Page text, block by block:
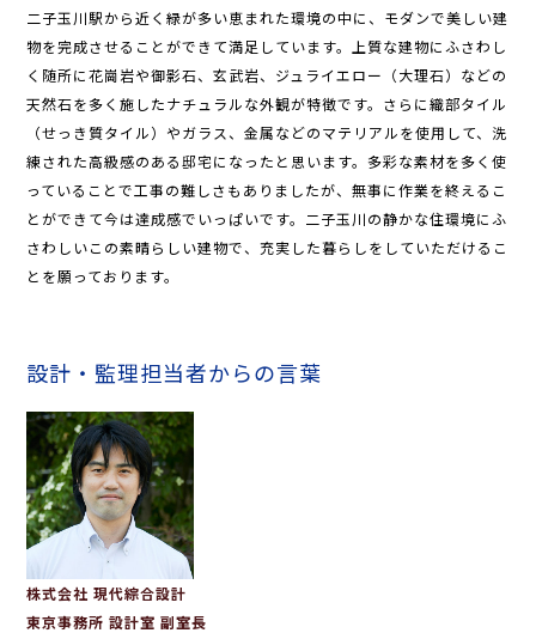
二子玉川駅から近く緑が多い恵まれた環境の中に、モダンで美しい建
物を完成させることができて満足しています。上質な建物にふさわし
く随所に花崗岩や御影石、玄武岩、ジュライエロー（大理石）などの
天然石を多く施したナチュラルな外観が特徴です。さらに織部タイル
（せっき質タイル）やガラス、金属などのマテリアルを使用して、洗
練された高級感のある邸宅になったと思います。多彩な素材を多く使
っていることで工事の難しさもありましたが、無事に作業を終えるこ
とができて今は達成感でいっぱいです。二子玉川の静かな住環境にふ
さわしいこの素晴らしい建物で、充実した暮らしをしていただけるこ
とを願っております。
設計・監理担当者からの言葉
株式会社 現代綜合設計
東京事務所 設計室 副室長